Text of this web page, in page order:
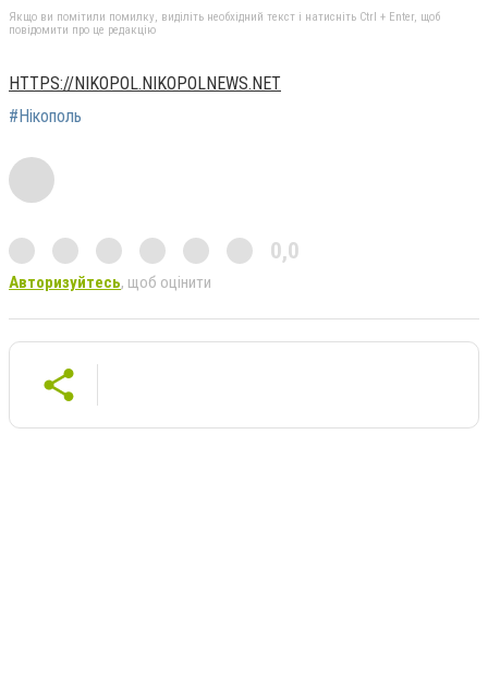
Якщо ви помітили помилку, виділіть необхідний текст і натисніть Ctrl + Enter, щоб
повідомити про це редакцію
HTTPS://NIKOPOL.NIKOPOLNEWS.NET
#Нікополь
0,0
Авторизуйтесь, щоб оцінити